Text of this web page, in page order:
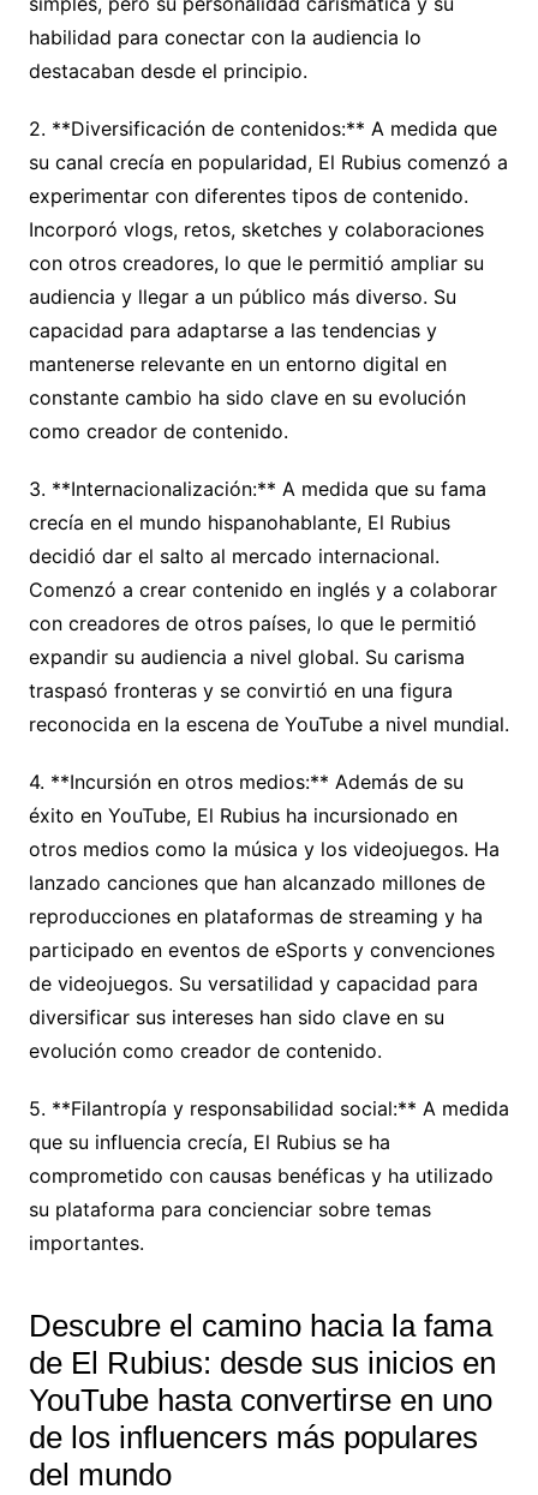
habilidad para conectar con la audiencia lo
destacaban desde el principio.
2. **Diversificación de contenidos:** A medida que
su canal crecía en popularidad, El Rubius comenzó a
experimentar con diferentes tipos de contenido.
Incorporó vlogs, retos, sketches y colaboraciones
con otros creadores, lo que le permitió ampliar su
audiencia y llegar a un público más diverso. Su
capacidad para adaptarse a las tendencias y
mantenerse relevante en un entorno digital en
constante cambio ha sido clave en su evolución
como creador de contenido.
3. **Internacionalización:** A medida que su fama
crecía en el mundo hispanohablante, El Rubius
decidió dar el salto al mercado internacional.
Comenzó a crear contenido en inglés y a colaborar
con creadores de otros países, lo que le permitió
expandir su audiencia a nivel global. Su carisma
traspasó fronteras y se convirtió en una figura
reconocida en la escena de YouTube a nivel mundial.
4. **Incursión en otros medios:** Además de su
éxito en YouTube, El Rubius ha incursionado en
otros medios como la música y los videojuegos. Ha
lanzado canciones que han alcanzado millones de
reproducciones en plataformas de streaming y ha
participado en eventos de eSports y convenciones
de videojuegos. Su versatilidad y capacidad para
diversificar sus intereses han sido clave en su
evolución como creador de contenido.
5. **Filantropía y responsabilidad social:** A medida
que su influencia crecía, El Rubius se ha
comprometido con causas benéficas y ha utilizado
su plataforma para concienciar sobre temas
importantes.
Descubre el camino hacia la fama
de El Rubius: desde sus inicios en
YouTube hasta convertirse en uno
de los influencers más populares
del mundo